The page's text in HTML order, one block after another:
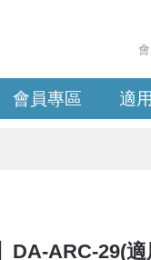
會員專區 適
DA-ARC-29(